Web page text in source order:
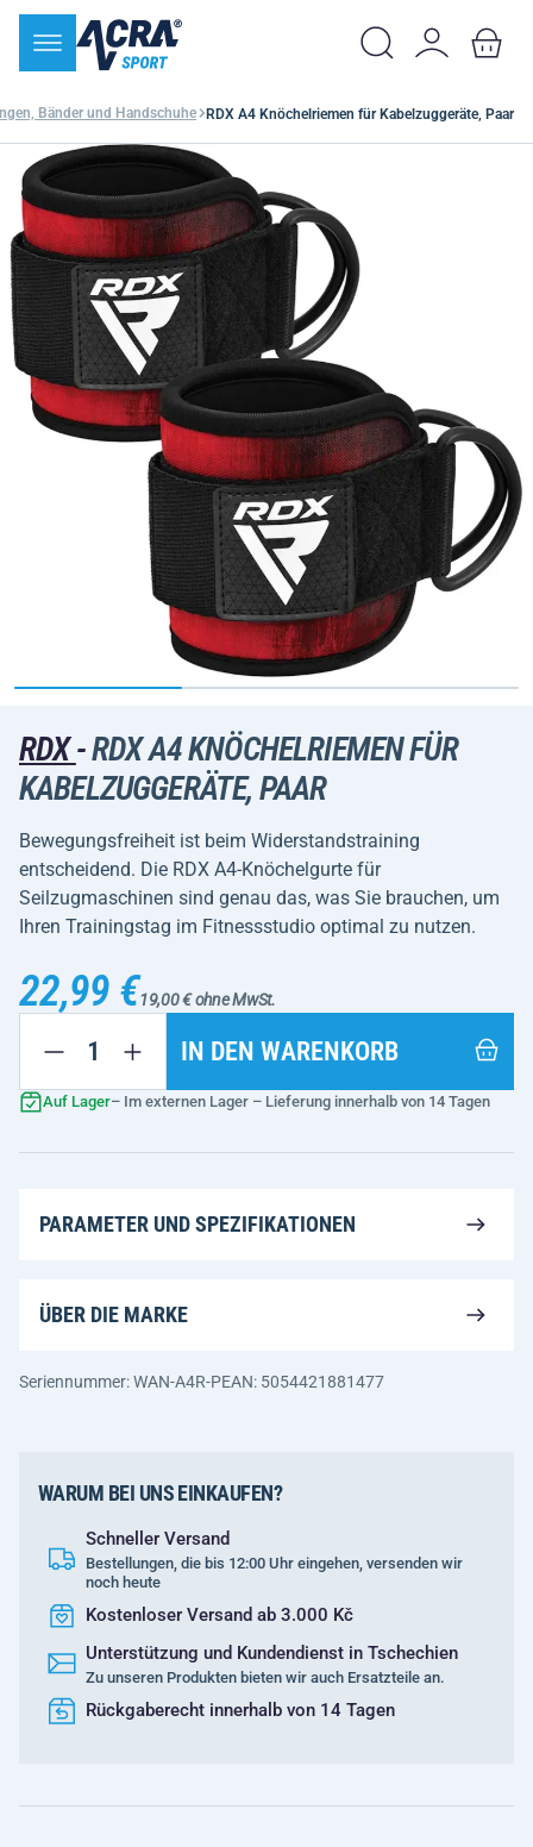
Bänder und Handschuhe RDX A4 Knöchelriemen für Kabelzuggeräte, Paar
RDX-RDX A4 KNÖCHELRIEMEN FÜR
KABELZUGGERÄTE, PAAR
Bewegungsfreiheit ist beim Widerstandstraining
entscheidend. Die RDX A4-Knöchelgurte für
Seilzugmaschinen sind genau das, was Sie brauchen, um
Ihren Trainingstag im Fitnessstudio optimal zu nutzen.
22,99 €19,00 € ohne MwSt.
IN DEN WARENKORB
Auf Lager– Im externen Lager – Lieferung innerhalb von 14 Tagen
PARAMETER UND SPEZIFIKATIONEN
ÜBER DIE MARKE
Seriennummer: WAN-A4R-PEAN: 5054421881477
WARUM BEI UNS EINKAUFEN?
Schneller Versand
Bestellungen, die bis 12:00 Uhr eingehen, versenden wir
noch heute
Kostenloser Versand ab 3.000 Kč
Unterstützung und Kundendienst in Tschechien
Zu unseren Produkten bieten wir auch Ersatzteile an.
Rückgaberecht innerhalb von 14 Tagen